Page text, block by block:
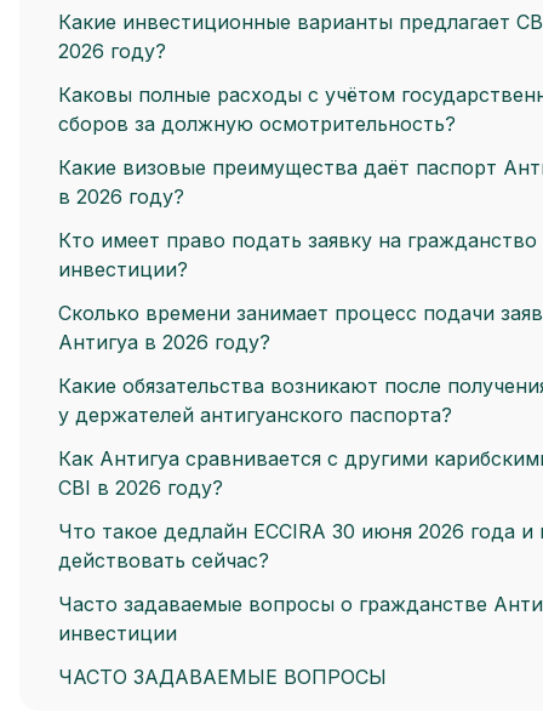
Какие инвестиционные варианты предлагает
2026 году?
Каковы полные расходы с учётом
сборов за должную осмотрительность?
Какие визовые преимущества даёт паспорт
в 2026 году?
Кто имеет право подать заявку на гражданство
инвестиции?
Сколько времени занимает процесс подачи
Антигуа в 2026 году?
Какие обязательства возникают после
у держателей антигуанского паспорта?
Как Антигуа сравнивается с другими
CBI в 2026 году?
Что такое дедлайн ECCIRA 30 июня 2026 года
действовать сейчас?
Часто задаваемые вопросы о гражданстве
инвестиции
ЧАСТО ЗАДАВАЕМЫЕ ВОПРОСЫ